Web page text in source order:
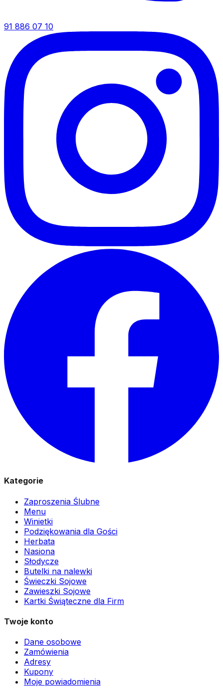
91 886 07 10
Kategorie
Zaproszenia Ślubne
Menu
Winietki
Podziękowania dla Gości
Herbata
Nasiona
Słodycze
Butelki na nalewki
Świeczki Sojowe
Zawieszki Sojowe
Kartki Świąteczne dla Firm
Twoje konto
Dane osobowe
Zamówienia
Adresy
Kupony
Moje powiadomienia